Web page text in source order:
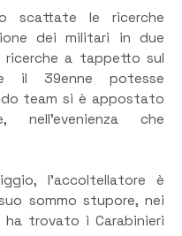
scattate le ricerche
dei militari in due
ricerche a tappetto sul
il 39enne potesse
team si è appostato
nell’evenienza che
l’accoltellatore è
sommo stupore, nei
ha trovato i Carabinieri